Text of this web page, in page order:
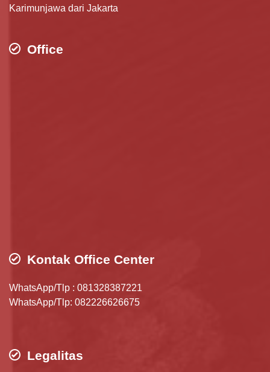
Karimunjawa dari Jakarta
Office
Kontak Office Center
WhatsApp/Tlp : 081328387221
WhatsApp/Tlp: 082226626675
Legalitas